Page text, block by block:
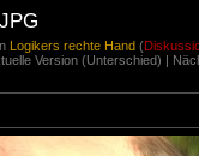
Logikers rechte Hand (
Version (Unterschied) |